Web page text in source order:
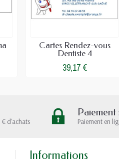
Cartes Rendez-vous
Dentiste 4
39,17 €
d'achats
Paiement
Paiement en
Informations